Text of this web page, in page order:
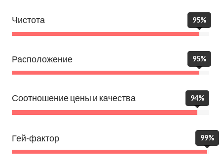
Чистота 95%
Расположение 95%
Соотношение цены и качества 94%
Гей-фактор 99%